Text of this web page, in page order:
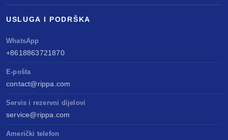
USLUGA I PODRŠKA
WhatsApp
+8618863721870
E-pošta
contact@rippa.com
Servis i rezervni dijelovi
service@rippa.com
Američki telefon